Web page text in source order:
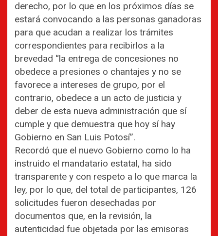
derecho, por lo que en los próximos días se
estará convocando a las personas ganadoras
para que acudan a realizar los trámites
correspondientes para recibirlos a la
brevedad “la entrega de concesiones no
obedece a presiones o chantajes y no se
favorece a intereses de grupo, por el
contrario, obedece a un acto de justicia y
deber de esta nueva administración que sí
cumple y que demuestra que hoy sí hay
Gobierno en San Luis Potosí”.
Recordó que el nuevo Gobierno como lo ha
instruido el mandatario estatal, ha sido
transparente y con respeto a lo que marca la
ley, por lo que, del total de participantes, 126
solicitudes fueron desechadas por
documentos que, en la revisión, la
autenticidad fue objetada por las emisoras